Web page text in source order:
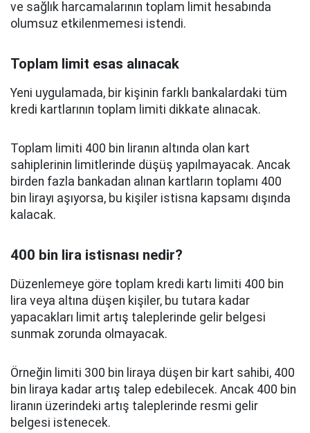
ve sağlık harcamalarının toplam limit hesabında
olumsuz etkilenmemesi istendi.
Toplam limit esas alınacak
Yeni uygulamada, bir kişinin farklı bankalardaki tüm
kredi kartlarının toplam limiti dikkate alınacak.
Toplam limiti 400 bin liranın altında olan kart
sahiplerinin limitlerinde düşüş yapılmayacak. Ancak
birden fazla bankadan alınan kartların toplamı 400
bin lirayı aşıyorsa, bu kişiler istisna kapsamı dışında
kalacak.
400 bin lira istisnası nedir?
Düzenlemeye göre toplam kredi kartı limiti 400 bin
lira veya altına düşen kişiler, bu tutara kadar
yapacakları limit artış taleplerinde gelir belgesi
sunmak zorunda olmayacak.
Örneğin limiti 300 bin liraya düşen bir kart sahibi, 400
bin liraya kadar artış talep edebilecek. Ancak 400 bin
liranın üzerindeki artış taleplerinde resmi gelir
belgesi istenecek.